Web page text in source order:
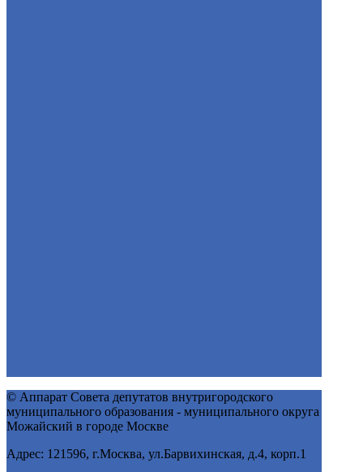
© Аппарат Совета депутатов внутригородского
муниципального образования - муниципального округа
Можайский в городе Москве
Адрес: 121596, г.Москва, ул.Барвихинская, д.4, корп.1